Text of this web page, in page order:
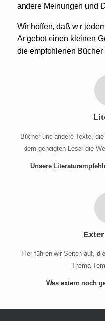
andere Meinungen und
Wir hoffen, daß wir
Angebot einen kleinen
die empfohlenen
Bücher und andere Texte,
dem geneigten Leser die
Unsere
Hier führen wir Seiten auf,
Thema
Was extern noch